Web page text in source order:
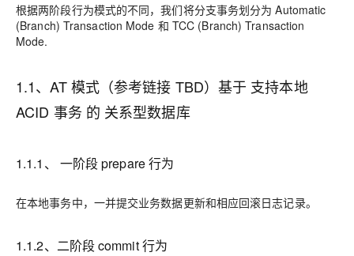
根据两阶段行为模式的不同，我们将分支事务划分为 Automatic
(Branch) Transaction Mode 和 TCC (Branch) Transaction
Mode.
1.1、AT 模式（参考链接 TBD）基于 支持本地
ACID 事务 的 关系型数据库
1.1.1、 一阶段 prepare 行为
在本地事务中，一并提交业务数据更新和相应回滚日志记录。
1.1.2、二阶段 commit 行为